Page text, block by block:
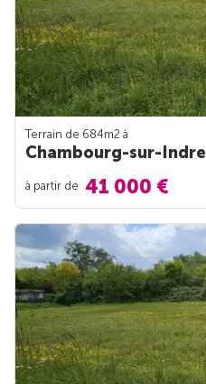
Terrain de 684m2 à
Chambourg-sur-Indre
à partir de 41 000 €